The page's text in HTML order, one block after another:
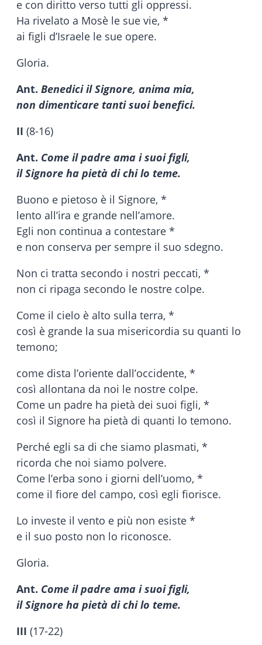
e con diritto verso tutti gli oppressi.
Ha rivelato a Mosè le sue vie, *
ai figli d’Israele le sue opere.
Gloria.
Ant. Benedici il Signore, anima mia,
non dimenticare tanti suoi benefici.
II (8-16)
Ant. Come il padre ama i suoi figli,
il Signore ha pietà di chi lo teme.
Buono e pietoso è il Signore, *
lento all’ira e grande nell’amore.
Egli non continua a contestare *
e non conserva per sempre il suo sdegno.
Non ci tratta secondo i nostri peccati, *
non ci ripaga secondo le nostre colpe.
Come il cielo è alto sulla terra, *
così è grande la sua misericordia su quanti lo
temono;
come dista l’oriente dall’occidente, *
così allontana da noi le nostre colpe.
Come un padre ha pietà dei suoi figli, *
così il Signore ha pietà di quanti lo temono.
Perché egli sa di che siamo plasmati, *
ricorda che noi siamo polvere.
Come l’erba sono i giorni dell’uomo, *
come il fiore del campo, così egli fiorisce.
Lo investe il vento e più non esiste *
e il suo posto non lo riconosce.
Gloria.
Ant. Come il padre ama i suoi figli,
il Signore ha pietà di chi lo teme.
III (17-22)